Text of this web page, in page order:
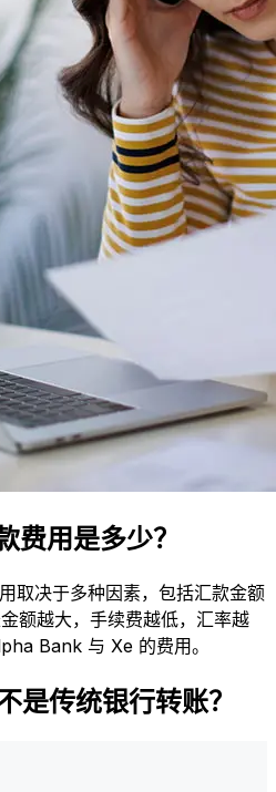
用是多少？
取决于多种因素，包括汇款金额
额越大，手续费越低，汇率越
Bank 与 Xe 的费用。
是传统银行转账？